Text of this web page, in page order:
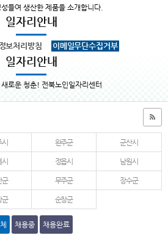
들여 생산한 제품을 소개합니다.
일자리안내
보처리방침 이메일무단수집거부
일자리안내
로운 청춘! 전북노인일자리센터
완주군 군산시
정읍시 남원시
군 무주군 장수군
군 순창군
채용중 채용완료